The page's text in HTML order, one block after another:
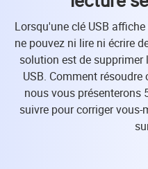
Lorsqu'une clé USB
ne pouvez ni lire ni écrire
solution est de supprimer
USB. Comment résoudre
nous vous présenterons
suivre pour corriger vous-